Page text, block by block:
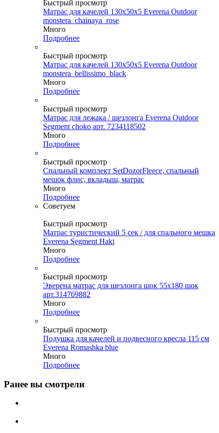
Быстрый просмотр
Матрас для качелей 130х50х5 Everena Outdoor
monstera_chainaya_rose
Много
Подробнее
Быстрый просмотр
Матрас для качелей 130х50х5 Everena Outdoor
monstera_bellissimo_black
Много
Подробнее
Быстрый просмотр
Матрас для лежака / шезлонга Everena Outdoor
Segment choko арт. 7234118502
Много
Подробнее
Быстрый просмотр
Спальный комплект SetDozorFleece, спальный
мешок флис, вкладыш, матрас
Много
Подробнее
Советуем
Быстрый просмотр
Матрас туристический 5 сек / для спального мешка
Everena Segment Haki
Много
Подробнее
Быстрый просмотр
Эверена матрас для шезлонга шок 55х180 шок
арт.314769882
Много
Подробнее
Быстрый просмотр
Подушка для качелей и подвесного кресла 115 см
Everena Romashka blue
Много
Подробнее
Ранее вы смотрели